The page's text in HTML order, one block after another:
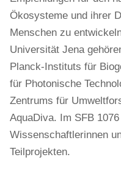
Ökosysteme und ihrer
Menschen zu
Universität Jena
Planck-Instituts für
für Photonische
Zentrums für
AquaDiva. Im SFB
Wissenschaftlerinnen
Teilprojekten.